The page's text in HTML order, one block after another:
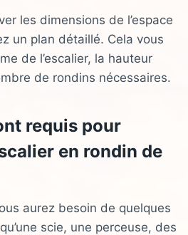
les dimensions de l’espace
un plan détaillé. Cela vous
de l’escalier, la hauteur
de rondins nécessaires.
requis pour
en rondin de
aurez besoin de quelques
scie, une perceuse, des